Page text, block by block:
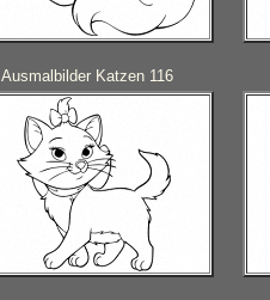
Ausmalbilder Katzen 116